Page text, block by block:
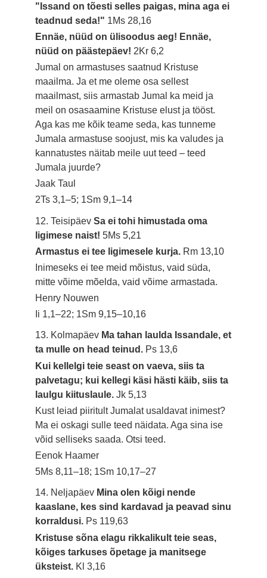
"Issand on tõesti selles paigas, mina aga ei
teadnud seda!" 1Ms 28,16
Ennäe, nüüd on ülisoodus aeg! Ennäe,
nüüd on päästepäev! 2Kr 6,2
Jumal on armastuses saatnud Kristuse
maailma. Ja et me oleme osa sellest
maailmast, siis armastab Jumal ka meid ja
meil on osasaamine Kristuse elust ja tööst.
Aga kas me kõik teame seda, kas tunneme
Jumala armastuse soojust, mis ka valudes ja
kannatustes näitab meile uut teed – teed
Jumala juurde?
Jaak Taul
2Ts 3,1–5; 1Sm 9,1–14
12. TeisipäevSa ei tohi himustada oma
ligimese naist!5Ms 5,21
Armastus ei tee ligimesele kurja. Rm 13,10
Inimeseks ei tee meid mõistus, vaid süda,
mitte võime mõelda, vaid võime armastada.
Henry Nouwen
Ii 1,1–22; 1Sm 9,15–10,16
13. Kolmapäev Ma tahan laulda Issandale, et
ta mulle on head teinud. Ps 13,6
Kui kellelgi teie seast on vaeva, siis ta
palvetagu; kui kellegi käsi hästi käib, siis ta
laulgu kiituslaule.Jk 5,13
Kust leiad piiritult Jumalat usaldavat inimest?
Ma ei oskagi sulle teed näidata. Aga sina ise
võid selliseks saada. Otsi teed.
Eenok Haamer
5Ms 8,11–18; 1Sm 10,17–27
14. Neljapäev Mina olen kõigi nende
kaaslane, kes sind kardavad ja peavad sinu
korraldusi. Ps 119,63
Kristuse sõna elagu rikkalikult teie seas,
kõiges tarkuses õpetage ja manitsege
üksteist. Kl 3,16